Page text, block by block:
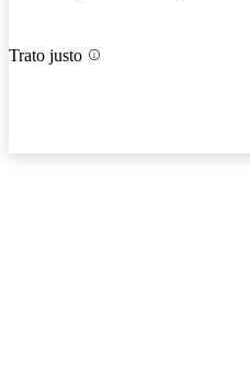
Trato justo